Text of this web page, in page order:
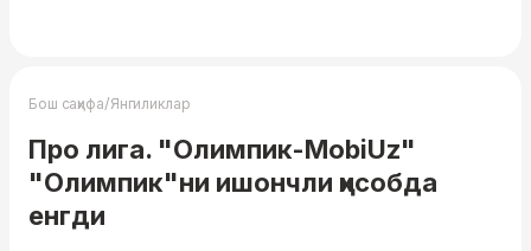
Бош саҳифа/Янгиликлар
Про лига. "Олимпик-MobiUz"
"Олимпик"ни ишончли ҳисобда
енгди